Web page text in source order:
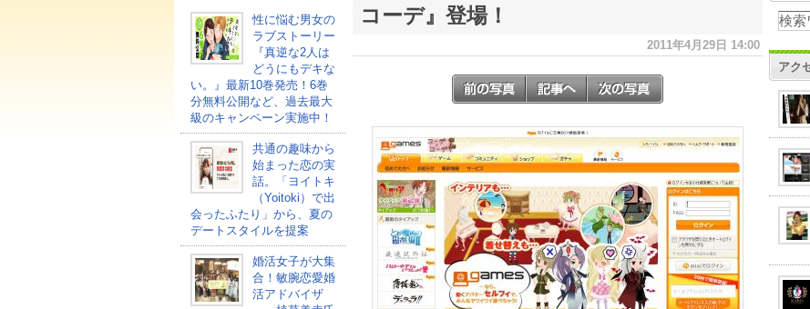
性に悩む男女の
ラブストーリー
『真逆な2人は
どうにもデキな
い。』最新10巻発売！6巻
分無料公開など、過去最大
級のキャンペーン実施中！
共通の趣味から
始まった恋の実
話。「ヨイトキ
（Yoitoki）で出
会ったふたり」から、夏の
デートスタイルを提案
婚活女子が大集
合！敏腕恋愛婚
活アドバイザ
コーデ』登場！
2011年4月29日 14:00
アク